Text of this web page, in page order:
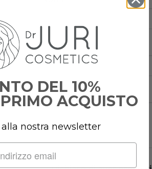
Email
Messaggio
DEL 10%
ACQUISTO
nostra newsletter